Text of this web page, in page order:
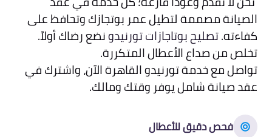
الصيانة مصممة لتطيل عمر بوتجازك وتحافظ على
كفاءته.تصليح بوتاجازات تورنيدونضع رضاك أولاً.
تخلص من صداع الأعطال المتكررة.
تواصل مع خدمة تورنيدو القاهرة الآن، واشترك في
عقد صيانة شامل يوفر وقتك ومالك.
فحص دقيق للأعطال